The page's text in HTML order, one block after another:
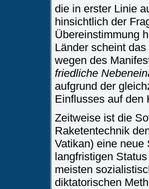
die in erster Linie
hinsichtlich der
Übereinstimmung
Länder scheint
wegen des
friedliche
aufgrund der
Einflusses auf den
Zeitweise ist die
Raketentechnik
Vatikan) eine neue
langfristigen
meisten
diktatorischen